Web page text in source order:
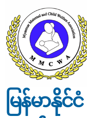
မြန်မာနို